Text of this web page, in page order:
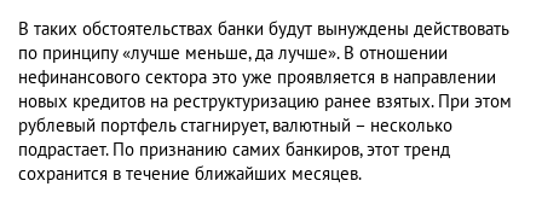
В таких обстоятельствах банки будут вынуждены действовать
по принципу «лучше меньше, да лучше». В отношении
нефинансового сектора это уже проявляется в направлении
новых кредитов на реструктуризацию ранее взятых. При этом
рублевый портфель стагнирует, валютный – несколько
подрастает. По признанию самих банкиров, этот тренд
сохранится в течение ближайших месяцев.